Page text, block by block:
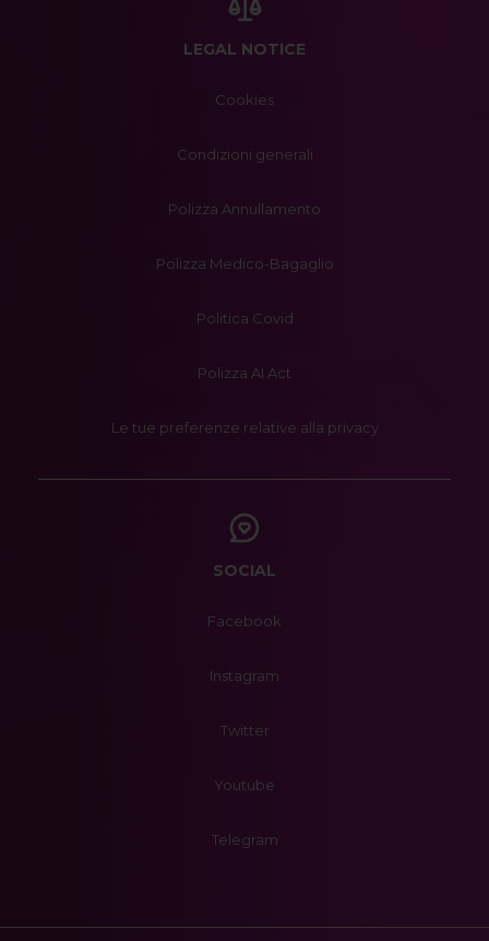
LEGAL NOTICE
Cookies
Condizioni generali
Polizza Annullamento
Polizza Medico-Bagaglio
Politica Covid
Polizza AI Act
Le tue preferenze relative alla privacy
SOCIAL
Facebook
Instagram
Twitter
Youtube
Telegram